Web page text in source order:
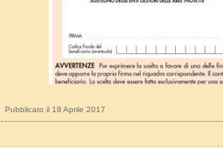
Pubblicato il 18 Aprile 2017